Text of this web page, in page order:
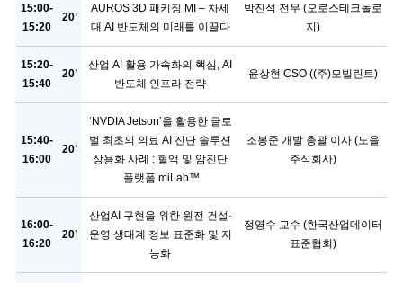
15:00-
15:20
20’
AUROS 3D 패키징 MI – 차세
대 AI 반도체의 미래를 이끌다
박진석 전무 (오로스테크놀로
지)
15:20-
15:40
20’
산업 AI 활용 가속화의 핵심, AI
반도체 인프라 전략
윤상현 CSO ((주)모빌린트)
15:40-
16:00
20’
‘NVDIA Jetson’을 활용한 글로
벌 최초의 의료 AI 진단 솔루션
상용화 사례 : 혈액 및 암진단
플랫폼 miLab™
조봉준 개발 총괄 이사 (노을
주식회사)
16:00-
16:20
20’
산업AI 구현을 위한 원전 건설·
운영 생태계 정보 표준화 및 지
능화
정영수 교수 (한국산업데이터
표준협회)